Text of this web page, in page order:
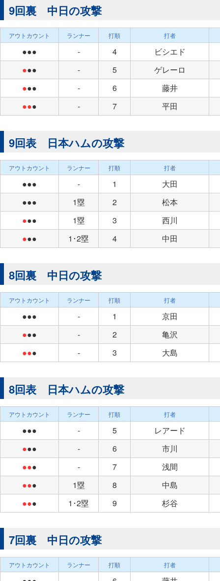
9回裏 中日の攻撃
アウトカウント ランナー 打順 打者
●●● - 4
ビシエド
●●● - 5
ゲレーロ
●●● - 6
藤井
●●● - 7 平田
9回表 日本ハムの攻撃
アウトカウント ランナー 打順 打者
●●● - 1
大田
●●●
1塁 2
松本
●●● 1塁 3
西川
●●● 1･2塁 4 中田
8回裏 中日の攻撃
アウトカウント ランナー 打順 打者
●●● - 1
京田
●●● - 2
亀沢
●●● - 3 大島
8回表 日本ハムの攻撃
アウトカウント ランナー 打順 打者
●●● - 5
レアード
●●● - 6
市川
●●● - 7
浅間
●●● 1塁 8
中島
●●● 1･2塁 9 杉谷
7回裏 中日の攻撃
アウトカウント ランナー 打順 打者